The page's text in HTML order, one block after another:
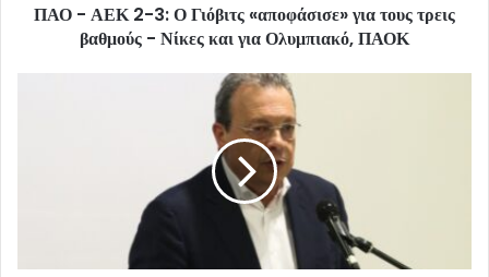
ΠΑΟ - ΑΕΚ 2-3: Ο Γιόβιτς «αποφάσισε» για τους τρεις
βαθμούς - Νίκες και για Ολυμπιακό, ΠΑΟΚ